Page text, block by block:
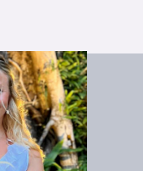
Luckau e.V."
1